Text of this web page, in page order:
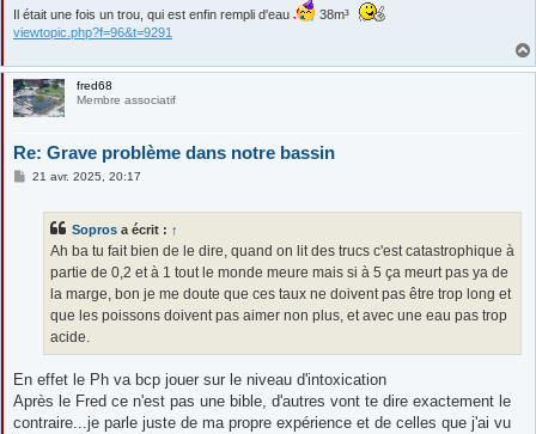
Il était une fois un trou, qui est enfin rempli d'eau
38m³
viewtopic.php?f=96&t=9291
fred68
Membre associatif
Re: Grave problème dans notre bassin
M21 avr. 2025, 20:17
Sopros a écrit : ↑
Ah ba tu fait bien de le dire, quand on lit des trucs c'est catastrophique à
partie de 0,2 et à 1 tout le monde meure mais si à 5 ça meurt pas ya de
la marge, bon je me doute que ces taux ne doivent pas être trop long et
que les poissons doivent pas aimer non plus, et avec une eau pas trop
acide.
En effet le Ph va bcp jouer sur le niveau d'intoxication
Après le Fred ce n'est pas une bible, d'autres vont te dire exactement le
contraire...je parle juste de ma propre expérience et de celles que j'ai vu